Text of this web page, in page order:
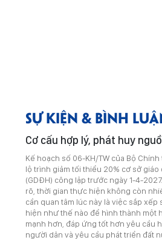
SỰ KIỆN & BÌNH
Cơ cấu hợp lý, phát huy
Kế hoạch số 06-KH/TW của Bộ
lộ trình giảm tối thiểu 20% cơ sở giáo
(GDĐH) công lập trước ngày 1-4-
rõ, thời gian thực hiện không còn
cần quan tâm lúc này là việc sắp
hiện như thế nào để hình thành một
mạnh hơn, đáp ứng tốt hơn yêu cầu
người dân và yêu cầu phát triển đất